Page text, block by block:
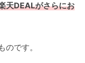
天DEALがさらにお
です。